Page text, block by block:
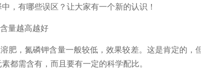
，有哪些误区？让大家有一个新的认识！
量越高越好
肥，氮磷钾含量一般较低，效果较差。这是肯定的
都需含有，而且要有一定的科学配比。